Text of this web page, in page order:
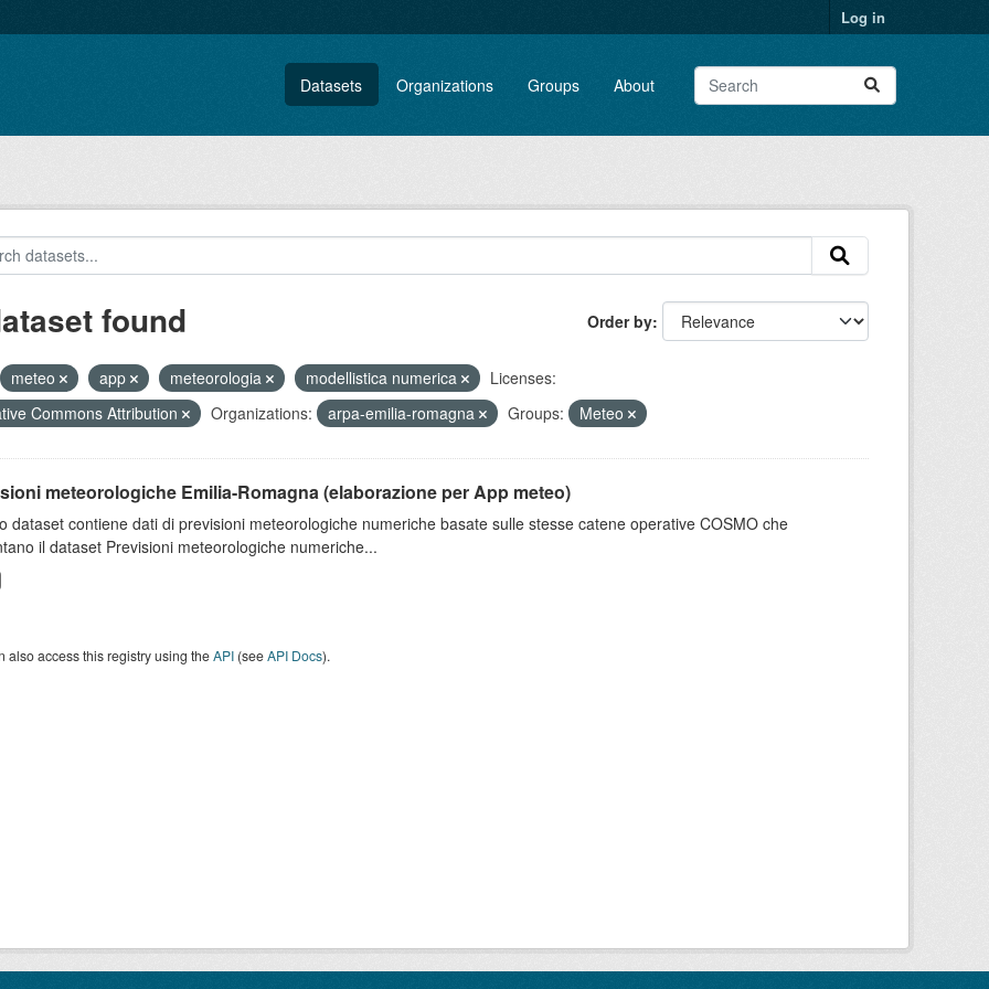
Log in
Datasets Organizations Groups About
Order by
found
meteo app meteorologia modellistica numerica
Licenses:
Commons Attribution
Organizations: arpa-emilia-romagna Groups: Meteo
meteorologiche Emilia-Romagna (elaborazione per App meteo)
dataset contiene dati di previsioni meteorologiche numeriche basate sulle stesse catene operative COSMO che
il dataset Previsioni meteorologiche numeriche...
also access this registry using theAPI(seeAPI Docs).